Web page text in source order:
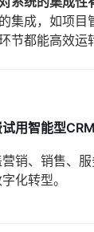
集成，如项
节都能高效运
用智能型CRM
销、销售、
化转型。